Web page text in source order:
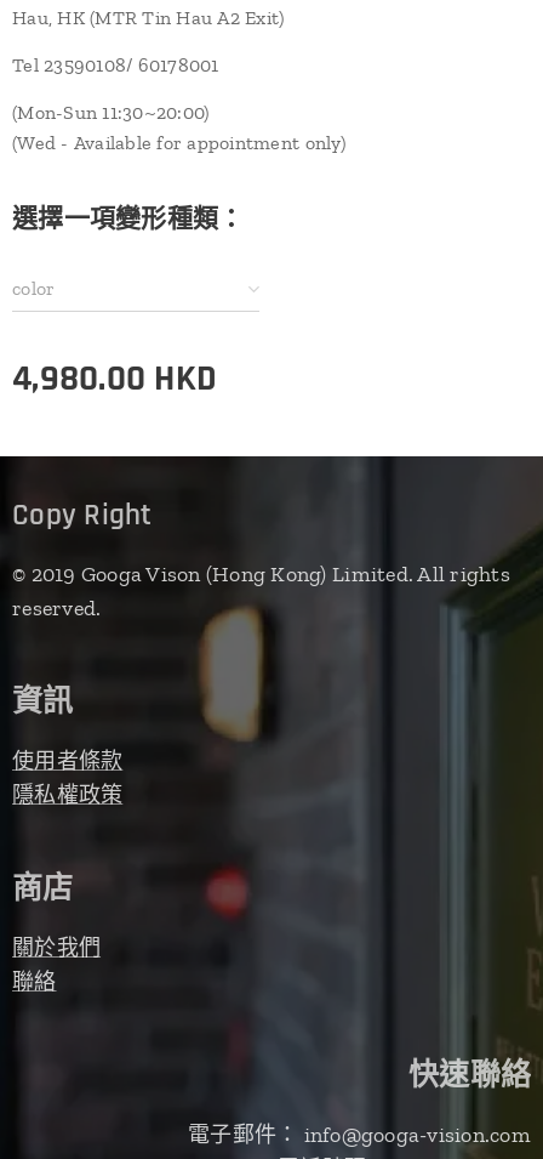
Hau, HK (MTR Tin Hau A2 Exit)
Tel 23590108/ 60178001
(Mon-Sun 11:30~20:00)
(Wed - Available for appointment only)
選擇一項變形種類：
color
4,980.00 HKD
Copy Right
© 2019 Googa Vison (Hong Kong) Limited. All rights
reserved.
資訊
使用者條款
隱私權政策
商店
關於我們
聯絡
快速聯絡
電子郵件： info@googa-vision.com